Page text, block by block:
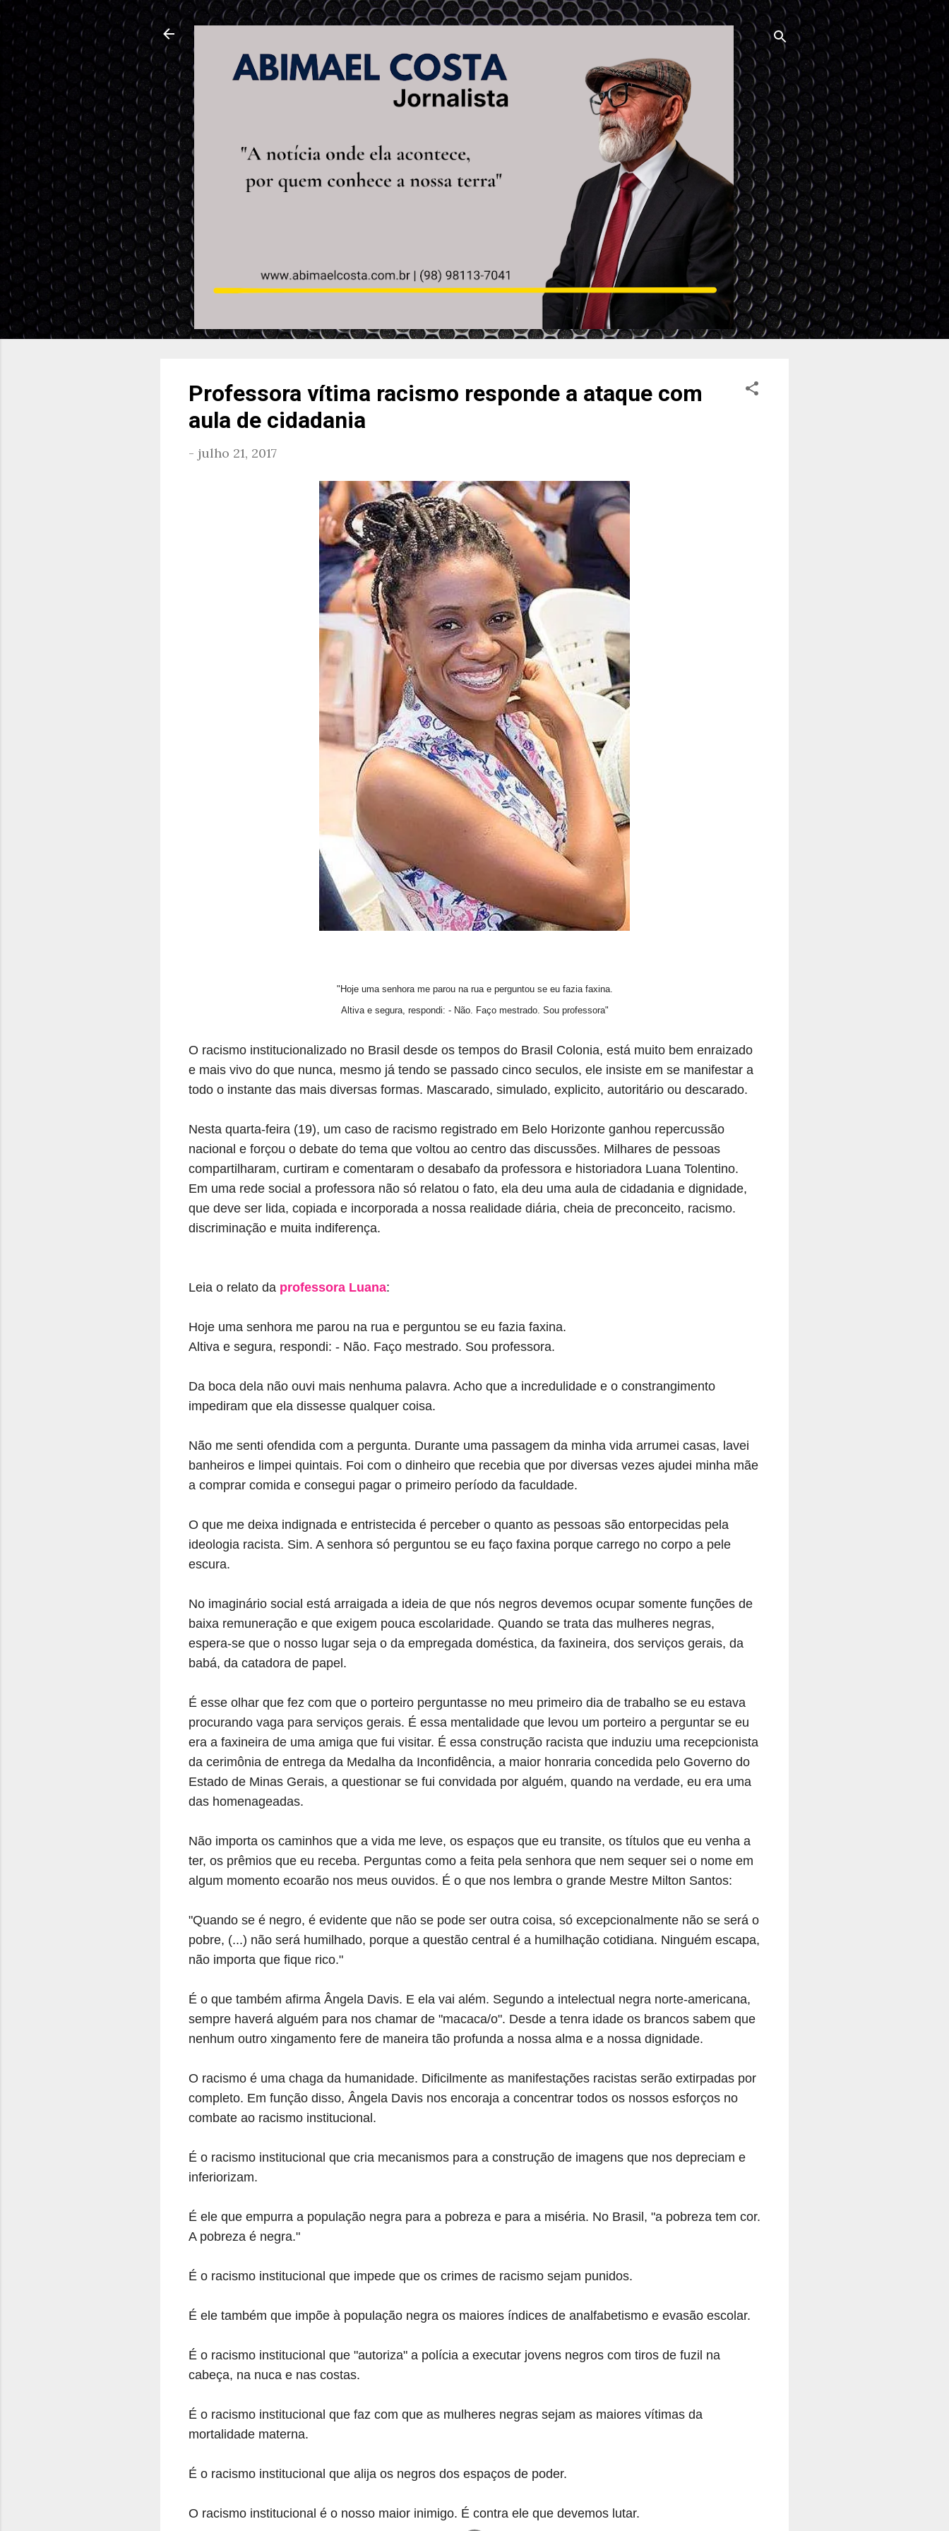
Pular para o conteúdo principal
Professora vítima racismo responde a ataque com
aula de cidadania
- julho 21, 2017
"Hoje uma senhora me parou na rua e perguntou se eu fazia faxina.
Altiva e segura, respondi: - Não. Faço mestrado. Sou professora"
O racismo institucionalizado no Brasil desde os tempos do Brasil Colonia, está muito bem enraizado
e mais vivo do que nunca, mesmo já tendo se passado cinco seculos, ele insiste em se manifestar a
todo o instante das mais diversas formas. Mascarado, simulado, explicito, autoritário ou descarado.
Nesta quarta-feira (19), um caso de racismo registrado em Belo Horizonte ganhou repercussão
nacional e forçou o debate do tema que voltou ao centro das discussões. Milhares de pessoas
compartilharam, curtiram e comentaram o desabafo da professora e historiadora Luana Tolentino.
Em uma rede social a professora não só relatou o fato, ela deu uma aula de cidadania e dignidade,
que deve ser lida, copiada e incorporada a nossa realidade diária, cheia de preconceito, racismo.
discriminação e muita indiferença.
Leia o relato da professora Luana:
Hoje uma senhora me parou na rua e perguntou se eu fazia faxina.
Altiva e segura, respondi: - Não. Faço mestrado. Sou professora.
Da boca dela não ouvi mais nenhuma palavra. Acho que a incredulidade e o constrangimento
impediram que ela dissesse qualquer coisa.
Não me senti ofendida com a pergunta. Durante uma passagem da minha vida arrumei casas, lavei
banheiros e limpei quintais. Foi com o dinheiro que recebia que por diversas vezes ajudei minha mãe
a comprar comida e consegui pagar o primeiro período da faculdade.
O que me deixa indignada e entristecida é perceber o quanto as pessoas são entorpecidas pela
ideologia racista. Sim. A senhora só perguntou se eu faço faxina porque carrego no corpo a pele
escura.
No imaginário social está arraigada a ideia de que nós negros devemos ocupar somente funções de
baixa remuneração e que exigem pouca escolaridade. Quando se trata das mulheres negras,
espera-se que o nosso lugar seja o da empregada doméstica, da faxineira, dos serviços gerais, da
babá, da catadora de papel.
É esse olhar que fez com que o porteiro perguntasse no meu primeiro dia de trabalho se eu estava
procurando vaga para serviços gerais. É essa mentalidade que levou um porteiro a perguntar se eu
era a faxineira de uma amiga que fui visitar. É essa construção racista que induziu uma recepcionista
da cerimônia de entrega da Medalha da Inconfidência, a maior honraria concedida pelo Governo do
Estado de Minas Gerais, a questionar se fui convidada por alguém, quando na verdade, eu era uma
das homenageadas.
Não importa os caminhos que a vida me leve, os espaços que eu transite, os títulos que eu venha a
ter, os prêmios que eu receba. Perguntas como a feita pela senhora que nem sequer sei o nome em
algum momento ecoarão nos meus ouvidos. É o que nos lembra o grande Mestre Milton Santos:
"Quando se é negro, é evidente que não se pode ser outra coisa, só excepcionalmente não se será o
pobre, (...) não será humilhado, porque a questão central é a humilhação cotidiana. Ninguém escapa,
não importa que fique rico."
É o que também afirma Ângela Davis. E ela vai além. Segundo a intelectual negra norte-americana,
sempre haverá alguém para nos chamar de "macaca/o". Desde a tenra idade os brancos sabem que
nenhum outro xingamento fere de maneira tão profunda a nossa alma e a nossa dignidade.
O racismo é uma chaga da humanidade. Dificilmente as manifestações racistas serão extirpadas por
completo. Em função disso, Ângela Davis nos encoraja a concentrar todos os nossos esforços no
combate ao racismo institucional.
É o racismo institucional que cria mecanismos para a construção de imagens que nos depreciam e
inferiorizam.
É ele que empurra a população negra para a pobreza e para a miséria. No Brasil, "a pobreza tem cor.
A pobreza é negra."
É o racismo institucional que impede que os crimes de racismo sejam punidos.
É ele também que impõe à população negra os maiores índices de analfabetismo e evasão escolar.
É o racismo institucional que "autoriza" a polícia a executar jovens negros com tiros de fuzil na
cabeça, na nuca e nas costas.
É o racismo institucional que faz com que as mulheres negras sejam as maiores vítimas da
mortalidade materna.
É o racismo institucional que alija os negros dos espaços de poder.
O racismo institucional é o nosso maior inimigo. É contra ele que devemos lutar.